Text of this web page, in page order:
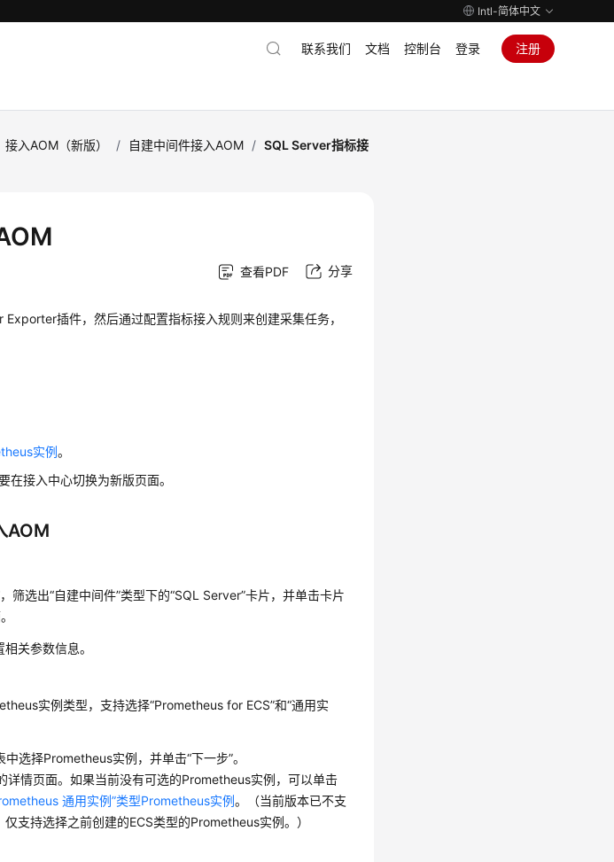
Intl-简体中文
联系我们 文档 控制台 登录 注册
接入AOM（新版） / 自建中间件接入AOM / SQL Server指标接
查看PDF 分享
插件，然后通过配置指标接入规则来创建采集任务，
实例。
接入中心切换为新版页面。
AOM
筛选出“自建中间件”类型下的“SQL Server”卡片，并单击卡片
关参数信息。
实例类型，支持选择“Prometheus for ECS”和“通用实
选择Prometheus实例，并单击“下一步”。
详情页面。如果当前没有可选的Prometheus实例，可以单击
通用实例”类型Prometheus实例。（当前版本已不支
支持选择之前创建的ECS类型的Prometheus实例。）